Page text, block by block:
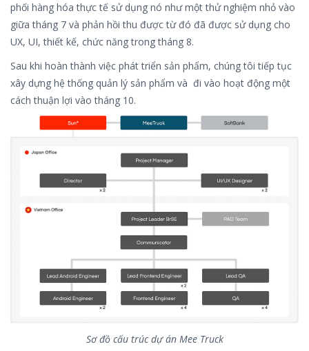
phối hàng hóa thực tế sử dụng nó như một thử nghiệm nhỏ vào
giữa tháng 7 và phản hồi thu được từ đó đã được sử dụng cho
UX, UI, thiết kế, chức năng trong tháng 8.
Sau khi hoàn thành việc phát triển sản phẩm, chúng tôi tiếp tục
xây dựng hệ thống quản lý sản phẩm và đi vào hoạt động một
cách thuận lợi vào tháng 10.
Sơ đồ cấu trúc dự án Mee Truck